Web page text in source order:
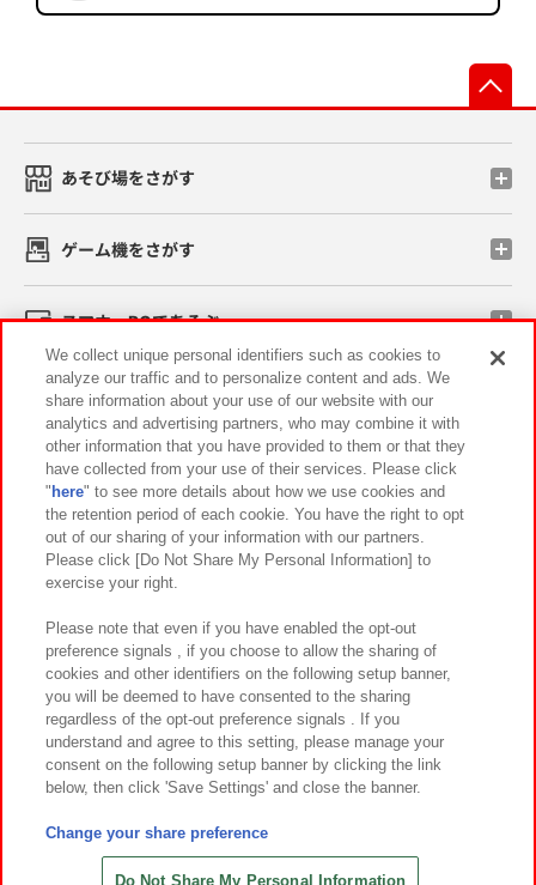
あそび場をさがす
ゲーム機をさがす
スマホ・PCであそぶ
イベント・キャンペーン
関連会社 サステナビリティ サイトポリシー
プライバシーポリシー ウェブアクセシビリティ方針と検証結果
お取引先さまとともに
カスタマーハラスメント対応方針 よくあるご質問・お問い合わせ
©Bandai Namco Amusement Inc.
©Bandai Namco Amusement Lab Inc.
©HANAYASHIKI Co., Ltd. All Rights Reserved.
We collect unique personal identifiers such as cookies to
analyze our traffic and to personalize content and ads. We
share information about your use of our website with our
analytics and advertising partners, who may combine it with
other information that you have provided to them or that they
have collected from your use of their services. Please click
" here" to see more details about how we use cookies and
the retention period of each cookie. You have the right to opt
out of our sharing of your information with our partners.
Please click [Do Not Share My Personal Information] to
exercise your right.
Please note that even if you have enabled the opt-out
preference signals , if you choose to allow the sharing of
cookies and other identifiers on the following setup banner,
you will be deemed to have consented to the sharing
regardless of the opt-out preference signals . If you
understand and agree to this setting, please manage your
consent on the following setup banner by clicking the link
below, then click 'Save Settings' and close the banner.
Change your share preference
Do Not Share My Personal Information